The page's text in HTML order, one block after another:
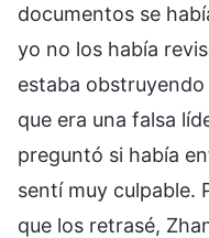
documentos se
yo no los había
estaba
que era una falsa
preguntó si había
sentí muy culpable.
que los retrasé,